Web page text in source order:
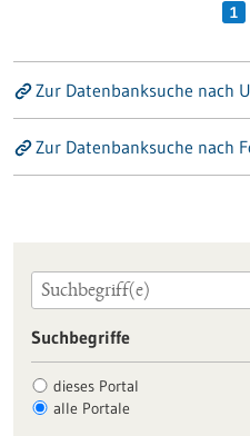
1
Zur Datenbanksuche nach
Zur Datenbanksuche nach
Suchbegriffe
dieses Portal
alle Portale